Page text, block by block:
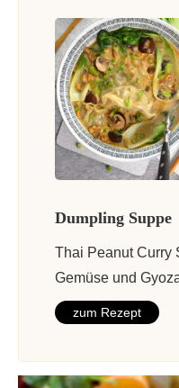
Dumpling Suppe
Thai Peanut Curry
Gemüse und
zum Rezept